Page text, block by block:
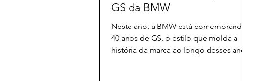
GS da BMW
Neste ano, a BMW está comemorando
40 anos de GS, o estilo que molda a
história da marca ao longo desses anos.